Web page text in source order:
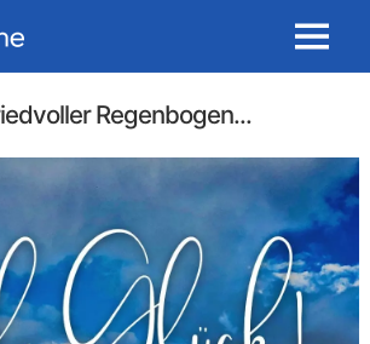
Menu
Regenbogen...